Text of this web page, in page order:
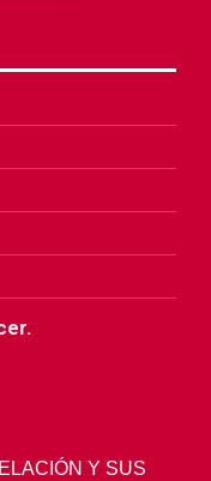
Y SUS